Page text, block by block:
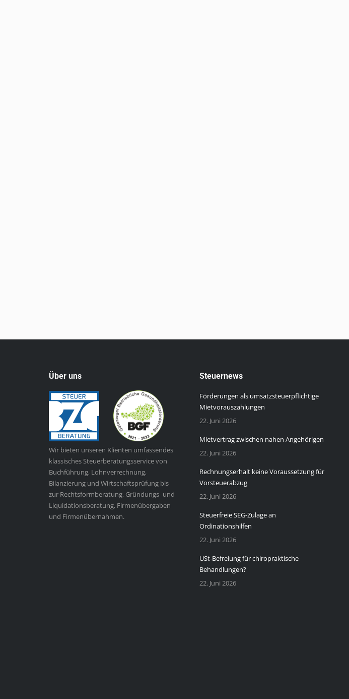
Über uns
Wir bieten unseren Klienten umfassendes
klassisches Steuerberatungsservice von
Buchführung, Lohnverrechnung,
Bilanzierung und Wirtschaftsprüfung bis
zur Rechtsformberatung, Gründungs- und
Liquidationsberatung, Firmenübergaben
und Firmenübernahmen.
Steuernews
Förderungen als umsatzsteuerpflichtige
Mietvorauszahlungen
22. Juni 2026
Mietvertrag zwischen nahen Angehörigen
22. Juni 2026
Rechnungserhalt keine Voraussetzung für
Vorsteuerabzug
22. Juni 2026
Steuerfreie SEG-Zulage an
Ordinationshilfen
22. Juni 2026
USt-Befreiung für chiropraktische
Behandlungen?
22. Juni 2026